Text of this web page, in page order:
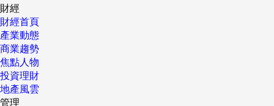
財經
財經首頁
產業動態
商業趨勢
焦點人物
投資理財
地產風雲
管理